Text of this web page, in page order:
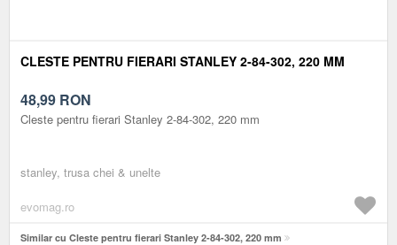
CLESTE PENTRU FIERARI STANLEY 2-84-302, 220 MM
48,99 RON
Cleste pentru fierari Stanley 2-84-302, 220 mm
stanley, trusa chei & unelte
evomag.ro
Similar cu Cleste pentru fierari Stanley 2-84-302, 220 mm